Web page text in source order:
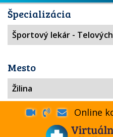
Špecializácia
Mesto
Online